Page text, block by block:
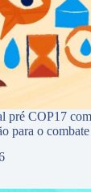
pré COP17
para o